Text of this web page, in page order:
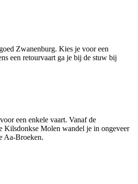
Zwanenburg. Kies je voor een
een retourvaart ga je bij de stuw bij
een enkele vaart. Vanaf de
Kilsdonkse Molen wandel je in ongeveer
Aa-Broeken.